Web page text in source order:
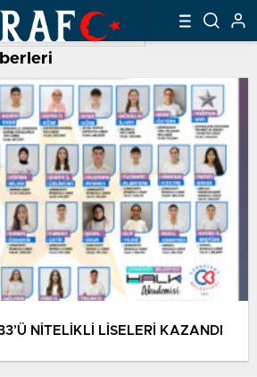
NİTELİKLİ LİSELERİ KAZANDI